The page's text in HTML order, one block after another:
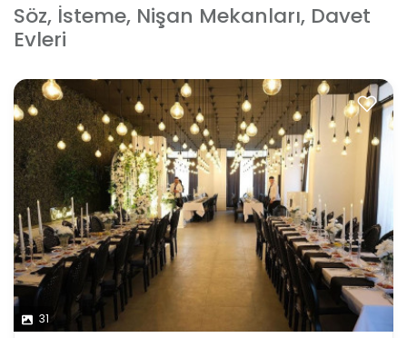
Söz, İsteme, Nişan Mekanları, Davet
Evleri
31